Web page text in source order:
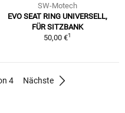
SW-Motech
EVO SEAT RING UNIVERSELL,
FÜR SITZBANK
50,00 €1
4 Nächste